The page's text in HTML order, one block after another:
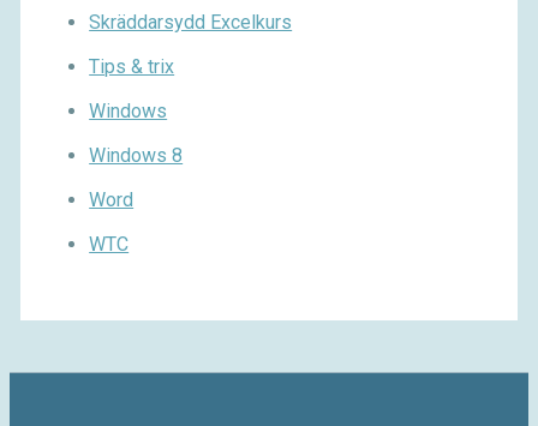
Skräddarsydd Excelkurs
Tips & trix
Windows
Windows 8
Word
WTC